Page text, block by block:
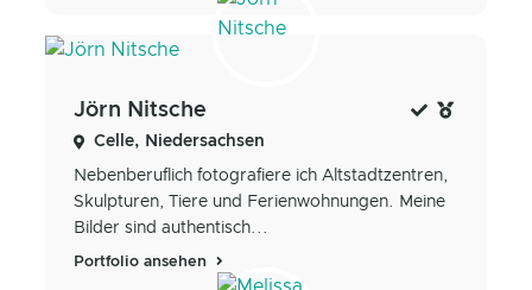
Jörn Nitsche
Celle, Niedersachsen
Nebenberuflich fotografiere ich Altstadtzentren,
Skulpturen, Tiere und Ferienwohnungen. Meine
Bilder sind authentisch...
Portfolio ansehen